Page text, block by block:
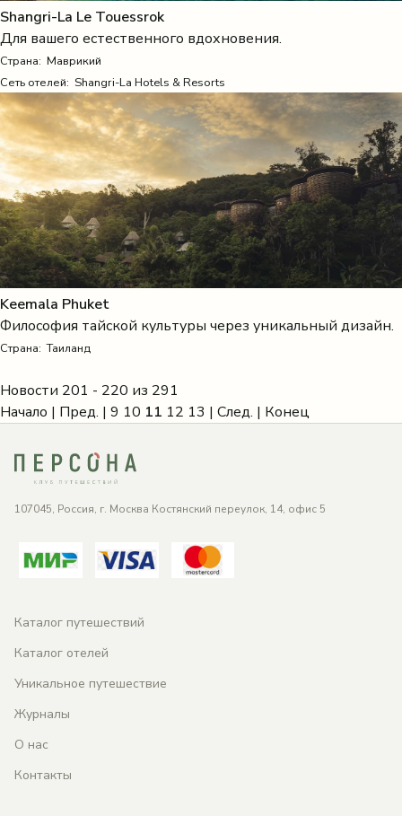
Shangri-La Le Touessrok
Для вашего естественного вдохновения.
Страна: Маврикий
Сеть отелей: Shangri-La Hotels & Resorts
Keemala Phuket
Философия тайской культуры через уникальный дизайн.
Страна:Таиланд
Новости 201 - 220 из 291
Начало | Пред. | 9 10 11 12 13 | След. | Конец
107045, Россия, г. Москва Костянский переулок, 14, офис 5
Каталог путешествий
Каталог отелей
Уникальное путешествие
Журналы
О нас
Контакты